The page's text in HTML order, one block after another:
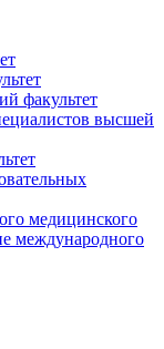
факультет
высшей
медицинского
международного